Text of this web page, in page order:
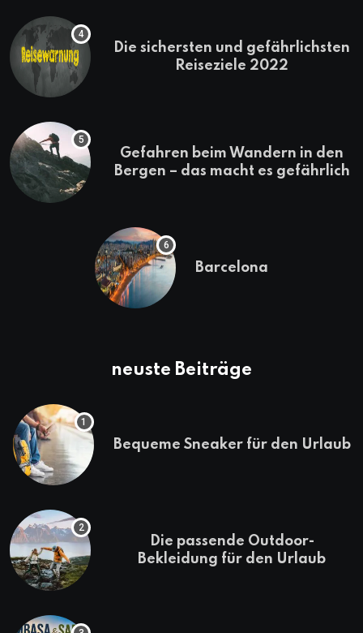
Die sichersten und gefährlichsten
Reiseziele 2022
Gefahren beim Wandern in den
Bergen – das macht es gefährlich
Barcelona
neuste Beiträge
Bequeme Sneaker für den Urlaub
Die passende Outdoor-
Bekleidung für den Urlaub